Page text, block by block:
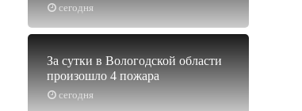
сегодня
сегодня
За сутки в Вологодской области
произошло 4 пожара